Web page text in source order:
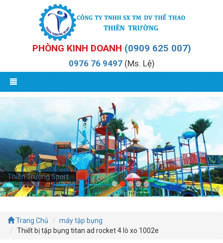
PHÒNG KINH DOANH (0909 625 007)
0976 76 9497(Ms. Lệ)
Thiên Trường Sport
Trang Chủ
máy tập bụng
Thiết bị tập bụng titan ad rocket 4 lò xo 1002e